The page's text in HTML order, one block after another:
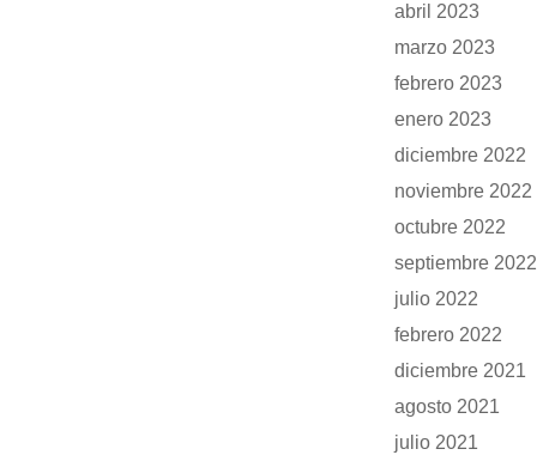
abril 2023
marzo 2023
febrero 2023
enero 2023
diciembre 2022
noviembre 2022
octubre 2022
septiembre 2022
julio 2022
febrero 2022
diciembre 2021
agosto 2021
julio 2021